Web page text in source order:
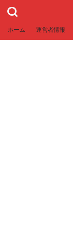
ホーム 運営者情報